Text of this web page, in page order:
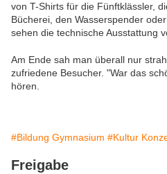
von T-Shirts für die Fünftklässler,
Bücherei, den Wasserspender
sehen die technische Ausstattung
Am Ende sah man überall nur
zufriedene Besucher. "War das
hören.
#Bildung Gymnasium #Kultur
Freigabe